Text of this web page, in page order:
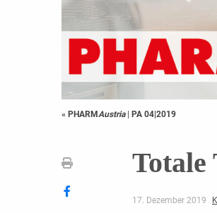
« PHARMAustria | PA 04|2019
Totale
17. Dezember 2019